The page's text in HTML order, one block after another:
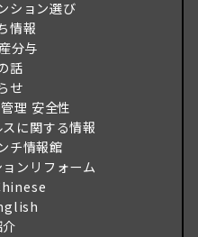
ション選び
情報
分与
話
せ
理 安全性
に関する情報
チ情報館
ンリフォーム